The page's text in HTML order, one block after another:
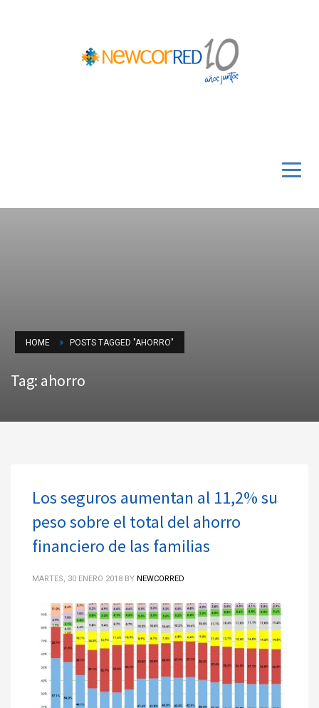
HOME POSTS TAGGED "AHORRO"
Tag: ahorro
Los seguros aumentan al 11,2% su
peso sobre el total del ahorro
financiero de las familias
MARTES, 30 ENERO 2018 BY NEWCORRED